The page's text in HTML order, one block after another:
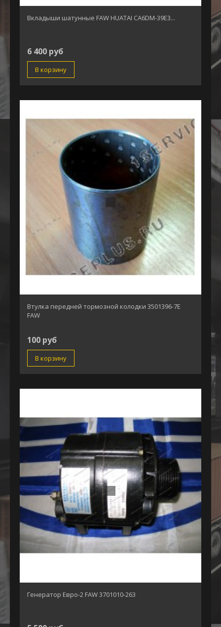
Вкладыши шатунные FAW HUATAI CA6DM-39E3...
6 400 руб
В корзину
Втулка передней тормозной колодки 3501396-7Е
FAW
100 руб
В корзину
Генератор Евро-2 FAW 3701010-263